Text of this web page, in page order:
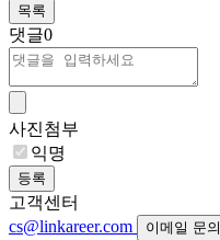
목록
댓글0
사진첨부
익명
등록
고객센터
cs@linkareer.com
이메일 문의